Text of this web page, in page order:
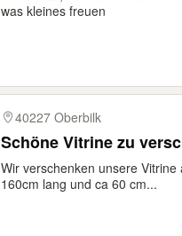
was kleines freuen
40227 Oberbilk
Schöne Vitrine zu
Wir verschenken unsere
160cm lang und ca 60 cm...